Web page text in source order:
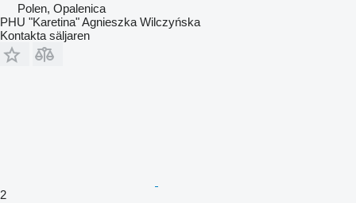
Polen, Opalenica
PHU "Karetina" Agnieszka Wilczyńska
Kontakta säljaren
2